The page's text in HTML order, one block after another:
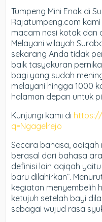
Tumpeng Mini Enak di
Rajatumpeng.com
macam nasi kotak dan
Melayani wilayah
sekarang Anda tidak
baik tasyakuran
bagi yang sudah
melayani hingga 1000
halaman depan untuk
Kunjungi kami di
q=Ngagelrejo
Secara bahasa, aqiqah
berasal dari bahasa
definisi lain aqiqah
baru dilahirkan”.
kegiatan menyembelih
ketujuh setelah bayi
sebagai wujud rasa